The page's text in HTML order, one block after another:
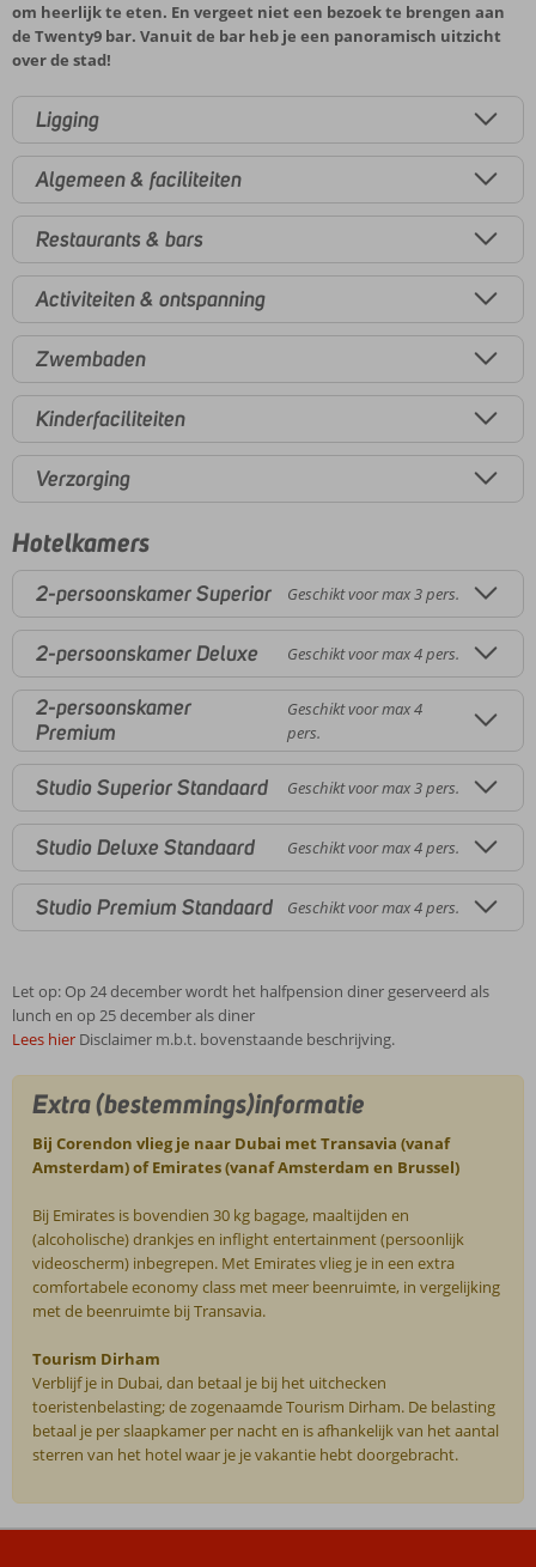
om heerlijk te eten. En vergeet niet een bezoek te brengen aan
de Twenty9 bar. Vanuit de bar heb je een panoramisch uitzicht
over de stad!
Ligging
Algemeen & faciliteiten
Restaurants & bars
Activiteiten & ontspanning
Zwembaden
Kinderfaciliteiten
Verzorging
Hotelkamers
2-persoonskamer Superior Geschikt voor max 3 pers.
2-persoonskamer Deluxe Geschikt voor max 4 pers.
2-persoonskamer
Premium
Geschikt voor max 4
pers.
Studio Superior Standaard Geschikt voor max 3 pers.
Studio Deluxe Standaard Geschikt voor max 4 pers.
Studio Premium Standaard Geschikt voor max 4 pers.
Let op: Op 24 december wordt het halfpension diner geserveerd als
lunch en op 25 december als diner
Lees hier Disclaimer m.b.t. bovenstaande beschrijving.
Extra (bestemmings)informatie
Bij Corendon vlieg je naar Dubai met Transavia (vanaf
Amsterdam) of Emirates (vanaf Amsterdam en Brussel)
Bij Emirates is bovendien 30 kg bagage, maaltijden en
(alcoholische) drankjes en inflight entertainment (persoonlijk
videoscherm) inbegrepen. Met Emirates vlieg je in een extra
comfortabele economy class met meer beenruimte, in vergelijking
met de beenruimte bij Transavia.
Tourism Dirham
Verblijf je in Dubai, dan betaal je bij het uitchecken
toeristenbelasting; de zogenaamde Tourism Dirham. De belasting
betaal je per slaapkamer per nacht en is afhankelijk van het aantal
sterren van het hotel waar je je vakantie hebt doorgebracht.